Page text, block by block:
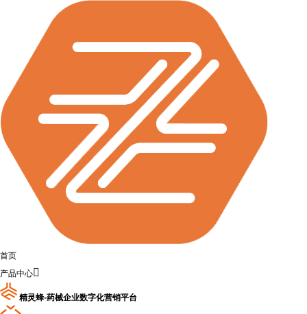
首页
产品中心
精灵蜂-药械企业数字化营销平台